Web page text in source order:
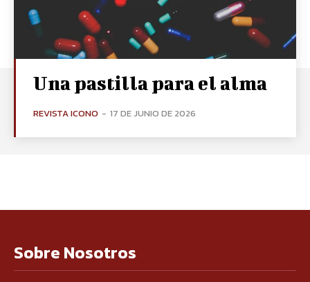
Una pastilla para el alma
REVISTA ICONO - 17 DE JUNIO DE 2026
Sobre Nosotros